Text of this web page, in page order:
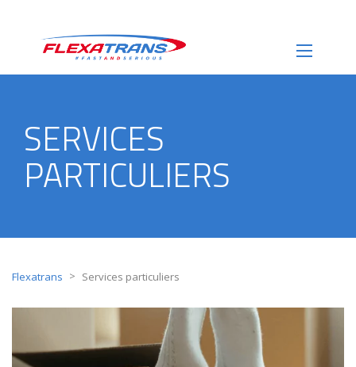
SERVICES
PARTICULIERS
Flexatrans > Services particuliers